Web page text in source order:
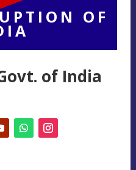
OF
of India